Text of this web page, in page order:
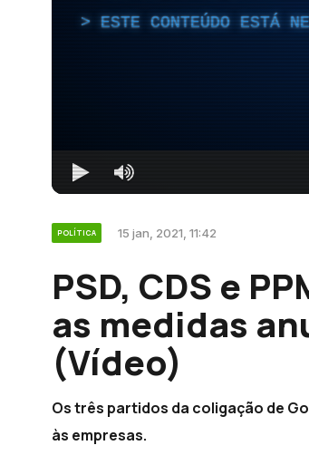
ESTE CONTEÚDO ESTÁ
POLÍTICA 15 jan, 2021, 11:42
PSD, CDS e
as medidas
(Vídeo)
Os três partidos da coligação de
às empresas.